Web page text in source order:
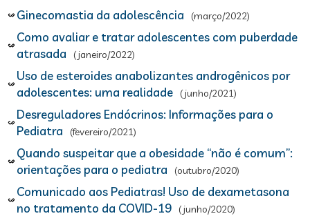
Ginecomastia da adolescência (março/2022)
Como avaliar e tratar adolescentes com puberdade
atrasada
(janeiro/2022)
Uso de esteroides anabolizantes androgênicos por
adolescentes: uma realidade
(junho/2021)
Desreguladores Endócrinos: Informações para o
Pediatra
(fevereiro/2021)
Quando suspeitar que a obesidade “não é comum”:
orientações para o pediatra
(outubro/2020)
Comunicado aos Pediatras! Uso de dexametasona
no tratamento da COVID-19
(junho/2020)